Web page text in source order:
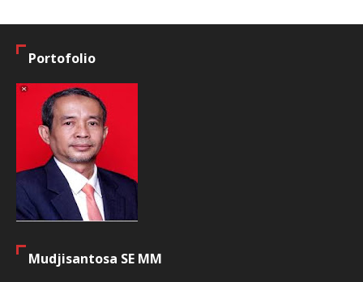
Portofolio
Mudjisantosa SE MM